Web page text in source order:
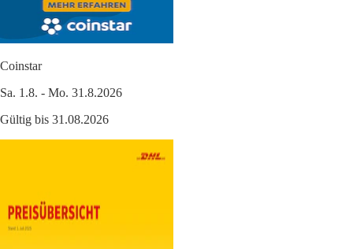
Coinstar
Sa. 1.8. - Mo. 31.8.2026
Gültig bis 31.08.2026